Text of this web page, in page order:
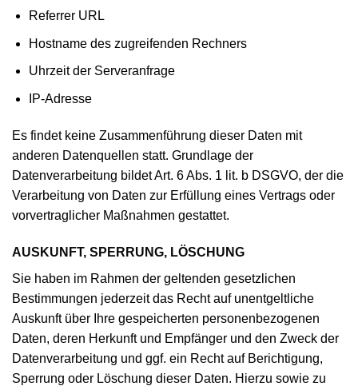
Referrer URL
Hostname des zugreifenden Rechners
Uhrzeit der Serveranfrage
IP-Adresse
Es findet keine Zusammenführung dieser Daten mit
anderen Datenquellen statt. Grundlage der
Datenverarbeitung bildet Art. 6 Abs. 1 lit. b DSGVO, der die
Verarbeitung von Daten zur Erfüllung eines Vertrags oder
vorvertraglicher Maßnahmen gestattet.
AUSKUNFT, SPERRUNG, LÖSCHUNG
Sie haben im Rahmen der geltenden gesetzlichen
Bestimmungen jederzeit das Recht auf unentgeltliche
Auskunft über Ihre gespeicherten personenbezogenen
Daten, deren Herkunft und Empfänger und den Zweck der
Datenverarbeitung und ggf. ein Recht auf Berichtigung,
Sperrung oder Löschung dieser Daten. Hierzu sowie zu